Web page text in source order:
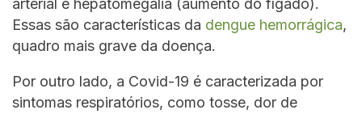
arterial e hepatomegalia (aumento do fígado).
Essas são características da dengue hemorrágica,
quadro mais grave da doença.
Por outro lado, a Covid-19 é caracterizada por
sintomas respiratórios, como tosse, dor de